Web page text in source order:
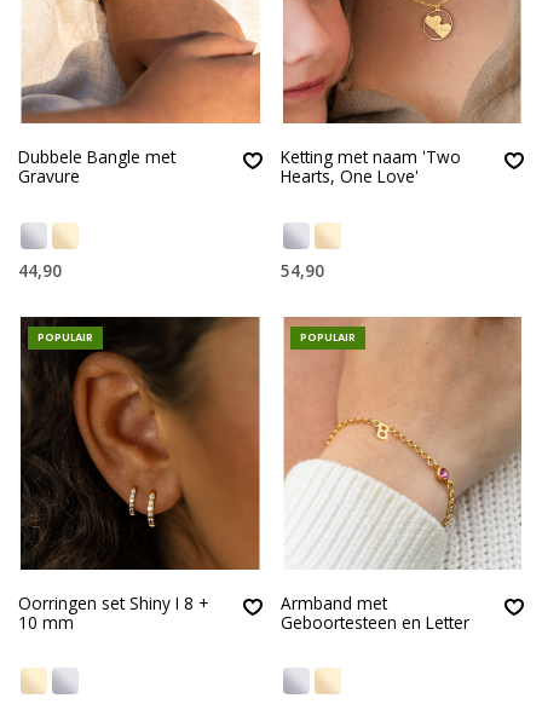
Dubbele Bangle met
Gravure
44,90
Ketting met naam 'Two
Hearts, One Love'
54,90
POPULAIR
Oorringen set Shiny I 8 +
10 mm
POPULAIR
Armband met
Geboortesteen en Letter